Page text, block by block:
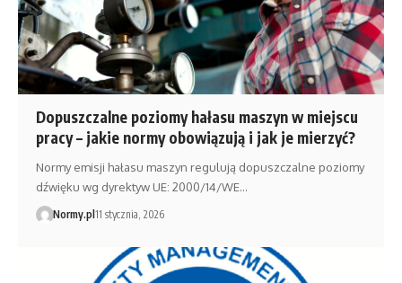
Dopuszczalne poziomy hałasu maszyn w miejscu
pracy – jakie normy obowiązują i jak je mierzyć?
Normy emisji hałasu maszyn regulują dopuszczalne poziomy
dźwięku wg dyrektyw UE: 2000/14/WE…
Normy.pl11 stycznia, 2026